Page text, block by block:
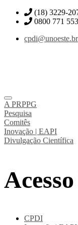
(18) 3229-
0800 771
cpdi@unoeste.br
A PRPPG
Pesquisa
Comitês
Inovação | EAPI
Divulgação Científica
CPDI